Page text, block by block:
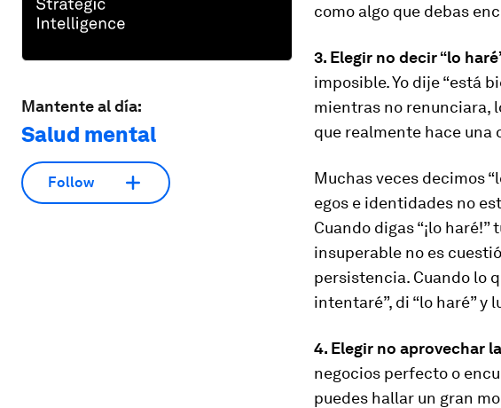
Mantente al día:
Salud mental
Follow
como algo que debas
3. Elegir no decir “lo
imposible. Yo dije “está
mientras no renunciara,
que realmente hace una
Muchas veces decimos
egos e identidades no
Cuando digas “¡lo
insuperable no es
persistencia. Cuando lo
intentaré”, di “lo haré” y
4. Elegir no aprovechar
negocios perfecto o
puedes hallar un gran